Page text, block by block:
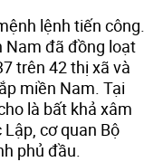
lệnh tiến công.
Nam đã đồng loạt
trên 42 thị xã và
miền Nam. Tại
là bất khả xâm
cơ quan Bộ
phủ đầu.